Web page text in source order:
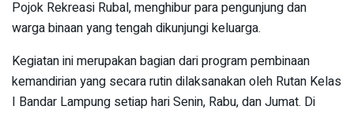
Pojok Rekreasi Rubal, menghibur para pengunjung dan
warga binaan yang tengah dikunjungi keluarga.
Kegiatan ini merupakan bagian dari program pembinaan
kemandirian yang secara rutin dilaksanakan oleh Rutan Kelas
I Bandar Lampung setiap hari Senin, Rabu, dan Jumat. Di